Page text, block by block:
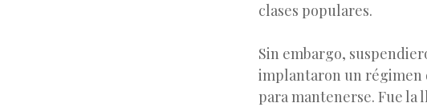
clases populares.
Sin embargo,
implantaron un régimen
para mantenerse. Fue